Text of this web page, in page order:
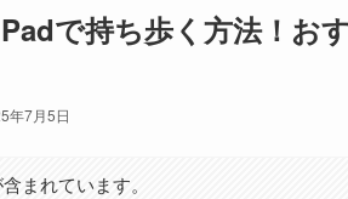
で持ち歩く方法！お
年7月5日
まれています。